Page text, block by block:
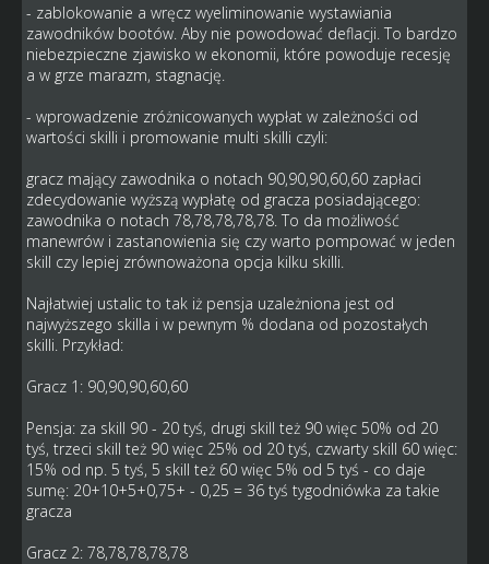
- zablokowanie a wręcz wyeliminowanie wystawiania
zawodników bootów. Aby nie powodować deflacji. To bardzo
niebezpieczne zjawisko w ekonomii, które powoduje recesję
a w grze marazm, stagnację.
- wprowadzenie zróżnicowanych wypłat w zależności od
wartości skilli i promowanie multi skilli czyli:
gracz mający zawodnika o notach 90,90,90,60,60 zapłaci
zdecydowanie wyższą wypłatę od gracza posiadającego:
zawodnika o notach 78,78,78,78,78. To da możliwość
manewrów i zastanowienia się czy warto pompować w jeden
skill czy lepiej zrównoważona opcja kilku skilli.
Najłatwiej ustalic to tak iż pensja uzależniona jest od
najwyższego skilla i w pewnym % dodana od pozostałych
skilli. Przykład:
Gracz 1: 90,90,90,60,60
Pensja: za skill 90 - 20 tyś, drugi skill też 90 więc 50% od 20
tyś, trzeci skill też 90 więc 25% od 20 tyś, czwarty skill 60 więc:
15% od np. 5 tyś, 5 skill też 60 więc 5% od 5 tyś - co daje
sumę: 20+10+5+0,75+ - 0,25 = 36 tyś tygodniówka za takie
gracza
Gracz 2: 78,78,78,78,78